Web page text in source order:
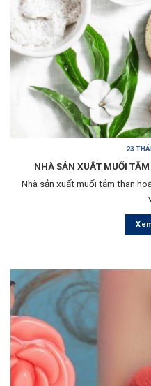
23
NHÀ SẢN XUẤT MUỐI
Nhà sản xuất muối tắm than